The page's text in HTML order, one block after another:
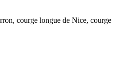
courge longue de Nice, courge